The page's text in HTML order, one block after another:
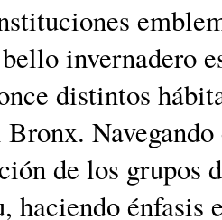
invernadero
distintos
de los grupos
haciendo énfasis